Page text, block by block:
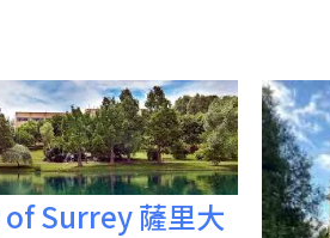
Surrey 薩里大